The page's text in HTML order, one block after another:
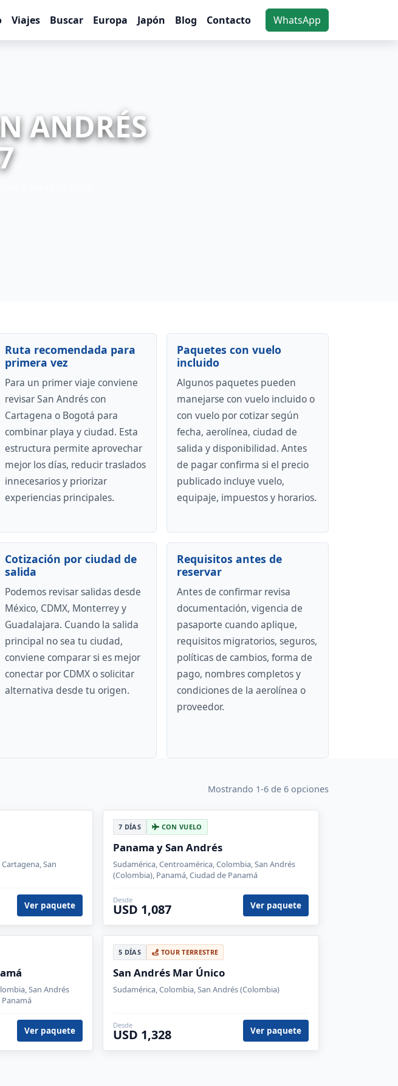
Viajes Buscar Europa Japón Blog Contacto WhatsApp
ANDRÉS
Ruta recomendada para
primera vez
Para un primer viaje conviene
revisar San Andrés con
Cartagena o Bogotá para
combinar playa y ciudad. Esta
estructura permite aprovechar
mejor los días, reducir traslados
innecesarios y priorizar
experiencias principales.
Paquetes con vuelo
incluido
Algunos paquetes pueden
manejarse con vuelo incluido o
con vuelo por cotizar según
fecha, aerolínea, ciudad de
salida y disponibilidad. Antes
de pagar confirma si el precio
publicado incluye vuelo,
equipaje, impuestos y horarios.
Cotización por ciudad de
salida
Podemos revisar salidas desde
México, CDMX, Monterrey y
Guadalajara. Cuando la salida
principal no sea tu ciudad,
conviene comparar si es mejor
conectar por CDMX o solicitar
alternativa desde tu origen.
Requisitos antes de
reservar
Antes de confirmar revisa
documentación, vigencia de
pasaporte cuando aplique,
requisitos migratorios, seguros,
políticas de cambios, forma de
pago, nombres completos y
condiciones de la aerolínea o
proveedor.
Mostrando 1-6 de 6 opciones
San
Ver paquete
7 DÍAS CON VUELO
Panama y San Andrés
Sudamérica, Centroamérica, Colombia, San Andrés
(Colombia), Panamá, Ciudad de Panamá
Desde
USD 1,087 Ver paquete
San Andrés
Ver paquete
5 DÍAS TOUR TERRESTRE
San Andrés Mar Único
Sudamérica, Colombia, San Andrés (Colombia)
Desde
USD 1,328 Ver paquete